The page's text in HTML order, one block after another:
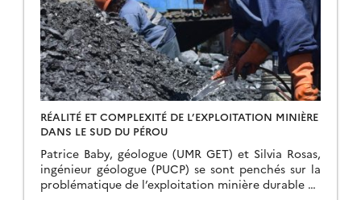
RÉALITÉ ET COMPLEXITÉ DE L’EXPLOITATION MINIÈRE
DANS LE SUD DU PÉROU
Patrice Baby, géologue (UMR GET) et Silvia Rosas,
ingénieur géologue (PUCP) se sont penchés sur la
problématique de l’exploitation minière durable au